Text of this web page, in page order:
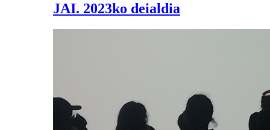
JAI. 2023ko deialdia